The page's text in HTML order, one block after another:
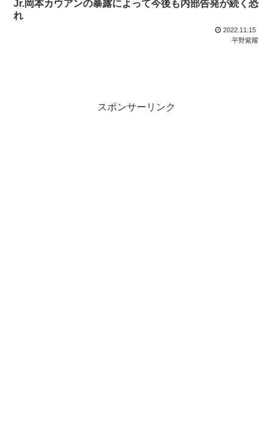
Jr.岡本カウアンの暴露によって今後も内部告発が続く恐
れ
2022.11.15
平野紫耀
スポンサーリンク